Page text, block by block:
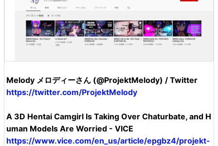
Melody メロディーさん (@ProjektMelody) / Twitter
https://twitter.com/ProjektMelody
A 3D Hentai Camgirl Is Taking Over Chaturbate, and H
uman Models Are Worried - VICE
https://www.vice.com/en_us/article/epgbz4/projekt-